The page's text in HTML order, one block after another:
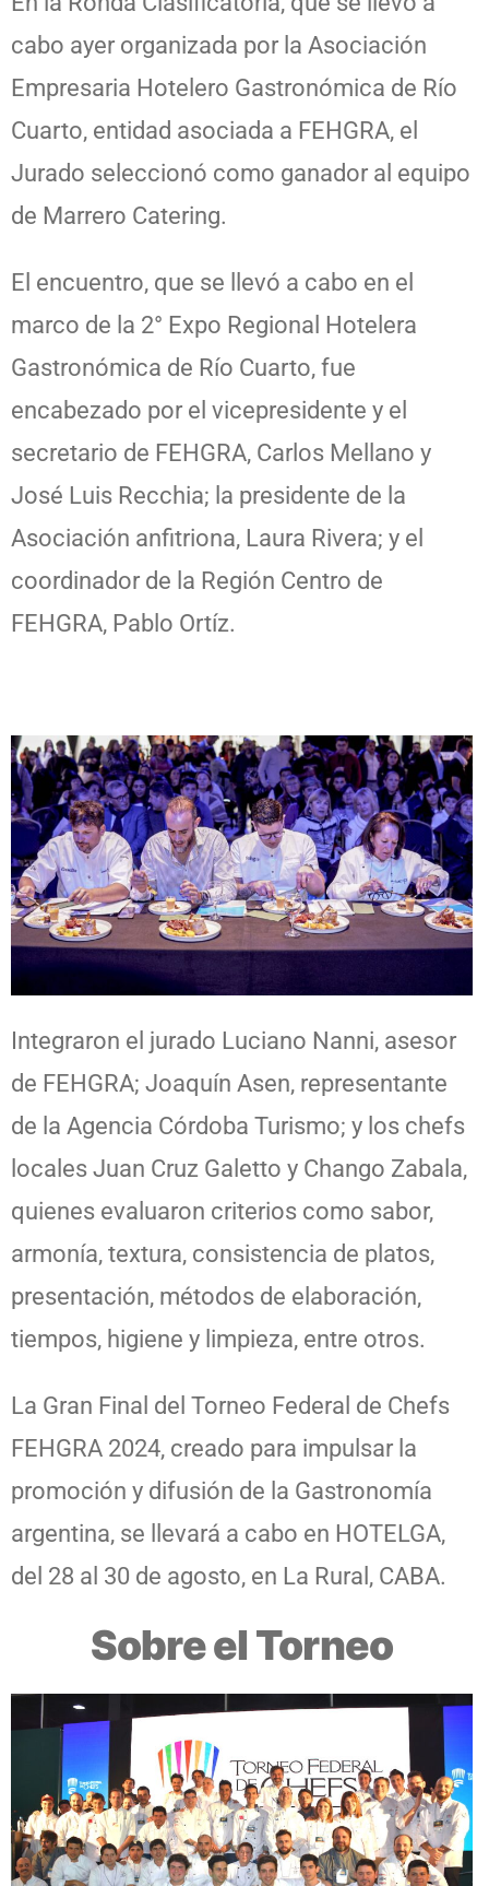
cabo ayer organizada por la Asociación
Empresaria Hotelero Gastronómica de Río
Cuarto, entidad asociada a FEHGRA, el
Jurado seleccionó como ganador al equipo
de Marrero Catering.
El encuentro, que se llevó a cabo en el
marco de la 2° Expo Regional Hotelera
Gastronómica de Río Cuarto, fue
encabezado por el vicepresidente y el
secretario de FEHGRA, Carlos Mellano y
José Luis Recchia; la presidente de la
Asociación anfitriona, Laura Rivera; y el
coordinador de la Región Centro de
FEHGRA, Pablo Ortíz.
Integraron el jurado Luciano Nanni, asesor
de FEHGRA; Joaquín Asen, representante
de la Agencia Córdoba Turismo; y los chefs
locales Juan Cruz Galetto y Chango Zabala,
quienes evaluaron criterios como sabor,
armonía, textura, consistencia de platos,
presentación, métodos de elaboración,
tiempos, higiene y limpieza, entre otros.
La Gran Final del Torneo Federal de Chefs
FEHGRA 2024, creado para impulsar la
promoción y difusión de la Gastronomía
argentina, se llevará a cabo en HOTELGA,
del 28 al 30 de agosto, en La Rural, CABA.
Sobre el Torneo